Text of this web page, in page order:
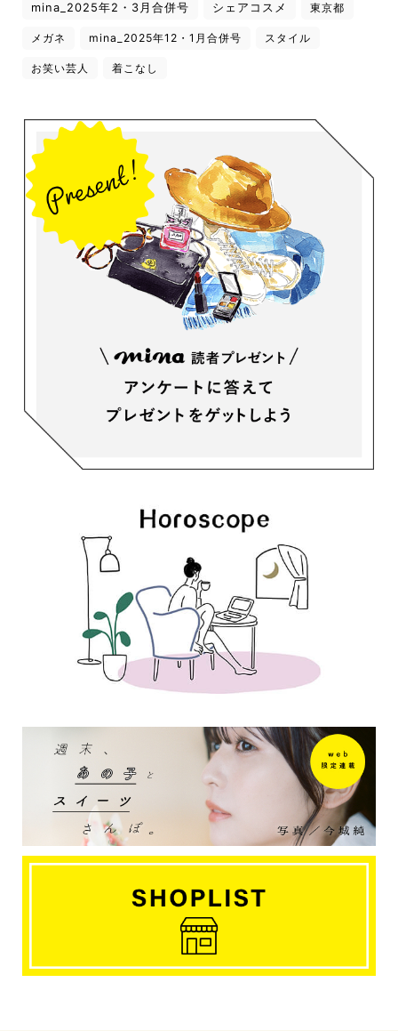
mina_2025年2・3月合併号 シェアコスメ 東京都
メガネ mina_2025年12・1月合併号 スタイル
お笑い芸人 着こなし